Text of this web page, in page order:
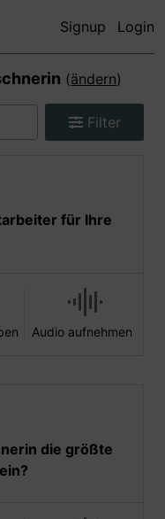
Signup Login
(ändern)
Filter
für Ihre
Audio aufnehmen
die größte